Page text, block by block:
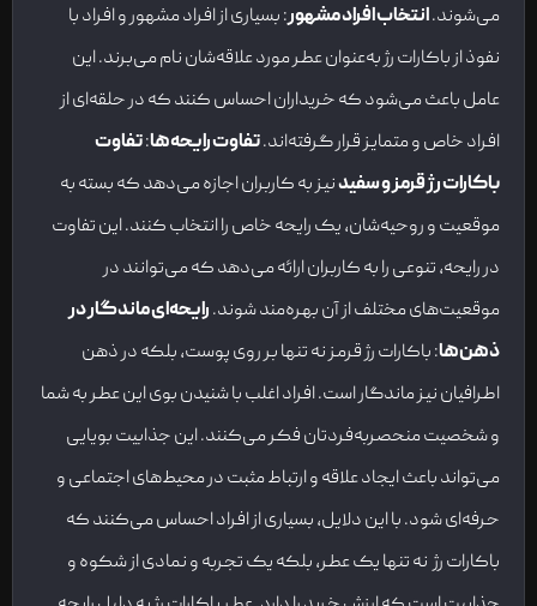
می‌شوند.انتخاب افراد مشهور: بسیاری از افراد مشهور و افراد با
نفوذ از باکارات رژ به‌عنوان عطر مورد علاقه‌شان نام می‌برند. این
عامل باعث می‌شود که خریداران احساس کنند که در حلقه‌ای از
افراد خاص و متمایز قرار گرفته‌اند.تفاوت رایحه‌ها:تفاوت
باکارات رژ قرمز و سفیدنیز به کاربران اجازه می‌دهد که بسته به
موقعیت و روحیه‌شان، یک رایحه خاص را انتخاب کنند. این تفاوت
در رایحه، تنوعی را به کاربران ارائه می‌دهد که می‌توانند در
موقعیت‌های مختلف از آن بهره‌مند شوند.رایحه‌ای ماندگار در
ذهن‌ها: باکارات رژ قرمز نه تنها بر روی پوست، بلکه در ذهن
اطرافیان نیز ماندگار است. افراد اغلب با شنیدن بوی این عطر به شما
و شخصیت منحصربه‌فردتان فکر می‌کنند. این جذابیت بویایی
می‌تواند باعث ایجاد علاقه و ارتباط مثبت در محیط‌های اجتماعی و
حرفه‌ای شود. با این دلایل، بسیاری از افراد احساس می‌کنند که
باکارات رژ نه تنها یک عطر، بلکه یک تجربه و نمادی از شکوه و